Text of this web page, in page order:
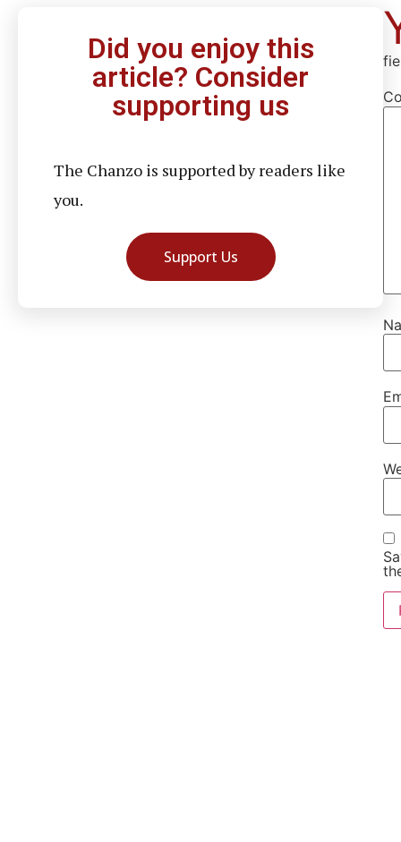
Did you enjoy this
article? Consider
supporting us
The Chanzo is supported by readers like
you.
Support Us